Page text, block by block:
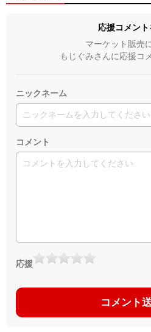
応援コメン
マーケット販売
もじぐみさんに応援コ
ニックネーム
コメント
応援
コメント